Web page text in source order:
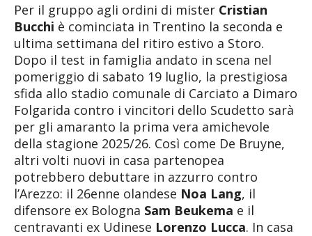
Per il gruppo agli ordini di mister Cristian
Bucchi è cominciata in Trentino la seconda e
ultima settimana del ritiro estivo a Storo.
Dopo il test in famiglia andato in scena nel
pomeriggio di sabato 19 luglio, la prestigiosa
sfida allo stadio comunale di Carciato a Dimaro
Folgarida contro i vincitori dello Scudetto sarà
per gli amaranto la prima vera amichevole
della stagione 2025/26. Così come De Bruyne,
altri volti nuovi in casa partenopea
potrebbero debuttare in azzurro contro
l’Arezzo: il 26enne olandese Noa Lang, il
difensore ex Bologna Sam Beukema e il
centravanti ex Udinese Lorenzo Lucca. In casa